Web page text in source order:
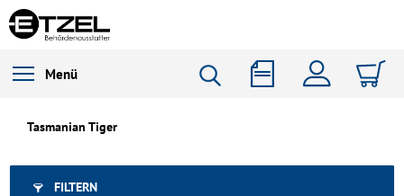
Menü
Tasmanian Tiger
FILTERN